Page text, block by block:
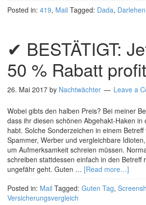
Posted in: 419, Mail Tagged: Dada, Darlehen
✔ BESTÄTIGT:
50 % Rabatt
26. Mai 2017 by Nachtwächter Leave a
Wobei gibts den halben Preis? Bei meiner
dass ihr diesen schönen Abgehakt-Haken in
habt. Solche Sonderzeichen in einem
Spammer, Werber und vergleichbare
um Aufmerksamkeit schreien müssen.
schreiben stattdessen einfach in den Betreff
ungefähr geht. Guten … [Read more…]
Posted in: Mail Tagged: Guten Tag,
Versicherungsvergleich